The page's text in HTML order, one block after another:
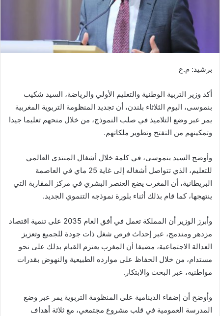
إ
ل
ي
ا
برشيد: م.ع
أكد وزير التربية الوطنية والتعليم الأولي والرياضة، السيد شكيب
بنموسى، اليوم الثلاثاء بلندن، أن تجديد المنظومة التربوية المغربية
يمر عبر وضع التلاميذ في صلب النموذج، من خلال منحهم تعليما جيدا
وتمكينهم من التفتح وتطوير ملكاتهم.
وأوضح السيد بنموسى، في كلمة خلال أشغال المنتدى العالمي
للتعليم، الذي تتواصل أشغاله إلى غاية 25 ماي في العاصمة
البريطانية، أن المغرب يضع العنصر البشري في مركز المقاربة التي
ينتهجها، كما قام بذلك أثناء بلورة نموذجه التنموي الجديد.
وأبرز الوزير أن المملكة تعمل في أفق العام 2035 على تنمية اقتصاد
مزدهر ومندمج، عبر إحداث فرص شغل ذات جودة للجميع وتعزيز
العدالة الاجتماعية، مضيفا أن المغرب يعتزم القيام بذلك على نحو
مستدام، من خلال الحفاظ على موارده الطبيعية والنهوض بقدرات
مواطنيه، عبر البحث والابتكار.
وأوضح أن إضفاء الدينامية على المنظومة التربوية يمر عبر وضع
المدرسة العمومية في قلب مشروع مجتمعي، مع ثلاثة أهداف